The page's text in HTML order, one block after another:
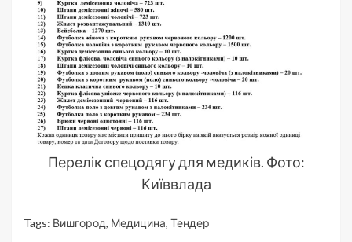
Перелік спецодягу для медиків. Фото:
Київвлада
Tags: Вишгород, Медицина, Тендер